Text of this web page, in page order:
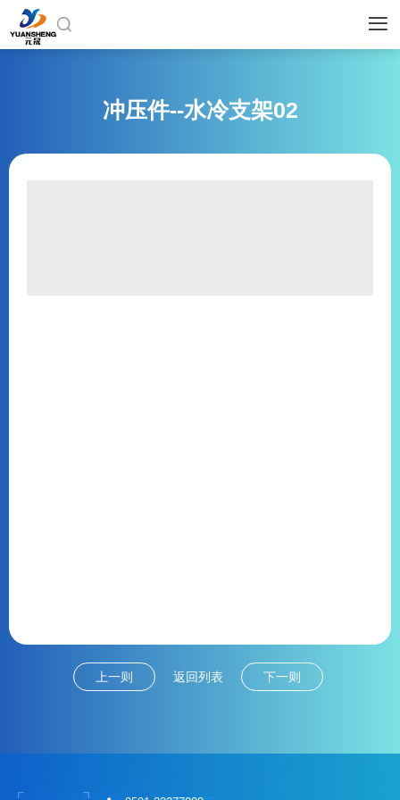
 
冲压件--水冷支架02
上一则 返回列表 下一则